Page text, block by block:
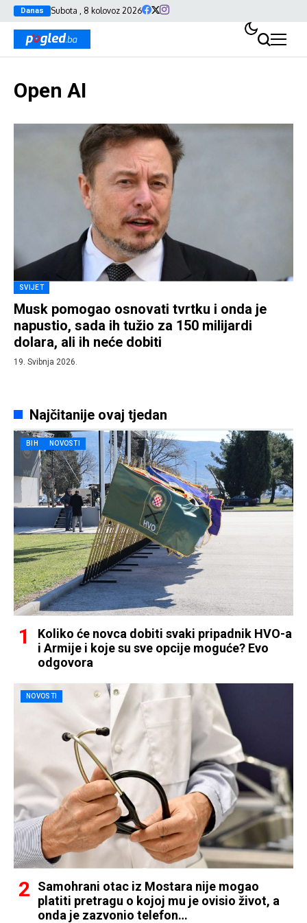
Danas Subota , 8 kolovoz 2026
Open AI
SVIJET
Musk pomogao osnovati tvrtku i onda je
napustio, sada ih tužio za 150 milijardi
dolara, ali ih neće dobiti
19. Svibnja 2026.
Najčitanije ovaj tjedan
BIH NOVOSTI
Koliko će novca dobiti svaki pripadnik HVO-a
i Armije i koje su sve opcije moguće? Evo
odgovora
NOVOSTI
Samohrani otac iz Mostara nije mogao
platiti pretragu o kojoj mu je ovisio život, a
onda je zazvonio telefon…